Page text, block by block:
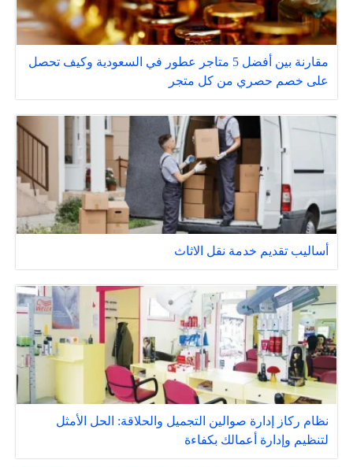
مقارنة بين أفضل 5 متاجر عطور في السعودية وكيف تحصل
على خصم حصري من كل متجر
أساليب تقديم خدمة نقل الاثاث
نظام ركاز إدارة صوالين التجميل والحلاقة: الحل الأمثل
لتنظيم وإدارة أعمالك بكفاءة